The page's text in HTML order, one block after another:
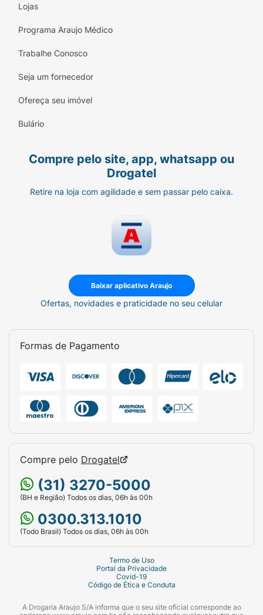
tipos de cabelo que precisam de reposição
macios, flexíveis e com movimento.
Fórmula Segura:
testado em animais e livre de parabenos.
200ml é um presente especial na compra
do shampoo.
Lojas
Programa Araujo Médico
Trabalhe Conosco
Seja um fornecedor
Ofereça seu imóvel
Bulário
Compre pelo site, app, whatsapp ou
Drogatel
Retire na loja com agilidade e sem passar pelo caixa.
Baixar aplicativo Araujo
Ofertas, novidades e praticidade no seu celular
Formas de Pagamento
Compre pelo Drogatel
(31) 3270-5000
(BH e Região) Todos os dias, 06h às 00h
0300.313.1010
(Todo Brasil) Todos os dias, 06h às 00h
Termo de Uso
Portal da Privacidade
Covid-19
Código de Ética e Conduta
A Drogaria Araujo S/A informa que o seu site oficial corresponde ao